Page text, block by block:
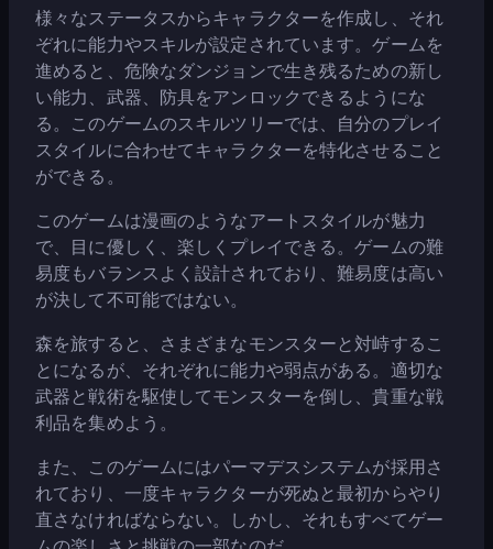
様々なステータスからキャラクターを作成し、それ
ぞれに能力やスキルが設定されています。ゲームを
進めると、危険なダンジョンで生き残るための新し
い能力、武器、防具をアンロックできるようにな
る。このゲームのスキルツリーでは、自分のプレイ
スタイルに合わせてキャラクターを特化させること
ができる。
このゲームは漫画のようなアートスタイルが魅力
で、目に優しく、楽しくプレイできる。ゲームの難
易度もバランスよく設計されており、難易度は高い
が決して不可能ではない。
森を旅すると、さまざまなモンスターと対峙するこ
とになるが、それぞれに能力や弱点がある。適切な
武器と戦術を駆使してモンスターを倒し、貴重な戦
利品を集めよう。
また、このゲームにはパーマデスシステムが採用さ
れており、一度キャラクターが死ぬと最初からやり
直さなければならない。しかし、それもすべてゲー